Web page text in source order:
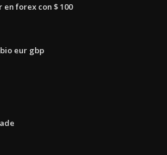
forex con $ 100
eur gbp